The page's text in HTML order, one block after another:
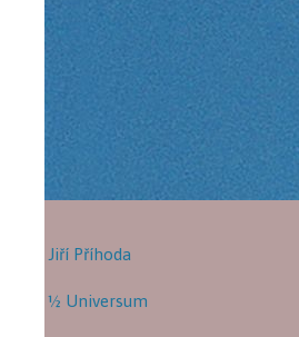
Jiří Příhoda
½ Universum